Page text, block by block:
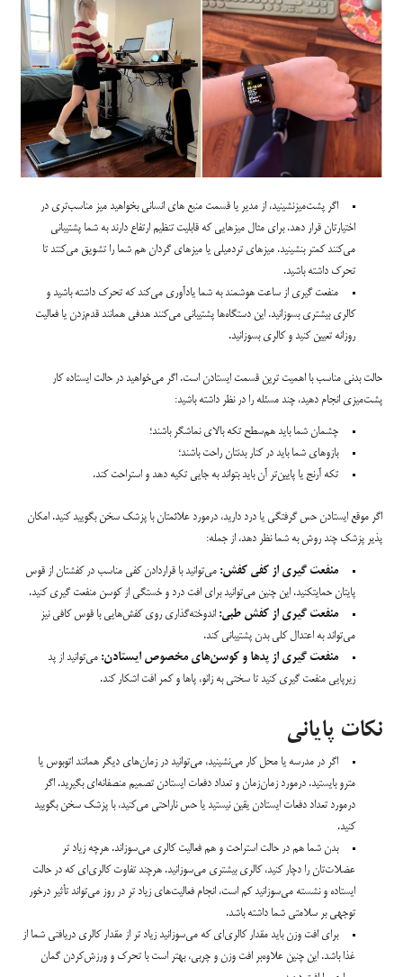
اگر پشت‌میزنشینید، از مدیر یا قسمت منبع های انسانی بخواهید میز مناسب‌تری در
اختیارتان قرار دهد. برای مثال میزهایی که قابلیت تنظیم ارتفاع دارند به شما پشتیبانی
می‌کنند کمتر بنشینید. میزهای تردمیلی یا میزهای گردان هم شما را تشویق می‌کنتد تا
تحرک داشته باشید.
منفعت گیری از ساعت هوشمند به شما یادآوری می‌کند که تحرک داشته باشید و
کالری بیشتری بسوزانید. این دستگاه‌ها پشتیبانی می‌کنند هدفی همانند قدم‌زدن یا فعالیت
روزانه تعیین کنید و کالری بسوزانید.
حالت بدنی مناسب با اهمیت ترین قسمت ایستادن است. اگر می‌خواهید در حالت ایستاده کار
پشت‌میزی انجام دهید، چند مسئله را در نظر داشته باشید:
چشمان شما باید هم‌سطح تکه بالای نماشگر باشند؛
بازوهای شما باید در کنار بدنتان راحت باشند؛
تکه آرنج یا پایین‌تر آن باید بتواند به جایی تکیه دهد و استراحت کند.
اگر موقع ایستادن حس گرفتگی یا درد دارید، درمورد علائمتان با پزشک سخن بگویید کنید. امکان
پذیر پزشک چند روش به شما نظر دهد، از جمله:
منفعت گیری از کفی کفش: می‌توانید با قراردادن کفی مناسب در کفشتان از قوس
پایتان حمایتکنید. این چنین می‌توانید برای افت درد و خستگی از کوسن منفعت گیری کنید.
منفعت گیری از کفش طبی: اندوخته‌گذاری روی کفش‌هایی با قوس کافی نیز
می‌تواند به اعتدال کلی بدن پشتیبانی کند.
منفعت گیری از پدها و کوسن‌های مخصوص ایستادن: می‌توانید از پد
زیرپایی منفعت گیری کنید تا سختی به زانو، پاها و کمر افت اشکار کند.
نکات پایانی
اگر در مدرسه یا محل کار می‌نشینید، می‌توانید در زمان‌های دیگر همانند اتوبوس یا
مترو بایستید. درمورد زمان‌زمان و تعداد دفعات ایستادن تصمیم منصفانه‌ای بگیرید. اگر
درمورد تعداد دفعات ایستادن یقین نیستید یا حس ناراحتی می‌کنید، با پزشک سخن بگویید
کنید.
بدن شما هم در حالت استراحت و هم فعالیت کالری می‌سوزاند. هرچه زیاد تر
عضلات‌تان را دچار کنید، کالری بیشتری می‌سوزانید. هرچند تفاوت کالری‌ای که در حالت
ایستاده و نشسته می‌سوزانید کم است، انجام فعالیت‌های زیاد تر در روز می‌تواند تأثیر درخور
توجهی بر سلامتی شما داشته باشد.
برای افت وزن باید مقدار کالری‌ای که می‌سوزانید زیاد تر از مقدار کالری دریافتی شما از
غذا باشد. این چنین علاوه‌بر افت وزن و چربی، بهتر است با تحرک و ورزش‌کردن گمان